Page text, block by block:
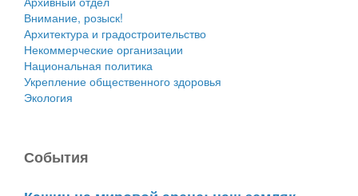
Внимание, розыск!
Архитектура и градостроительство
Некоммерческие организации
Национальная политика
Укрепление общественного здоровья
Экология
События